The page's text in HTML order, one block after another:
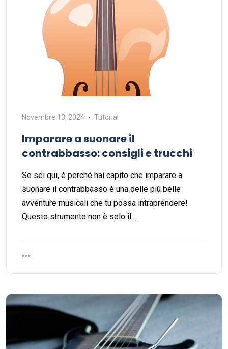
Novembre 13, 2024 Tutorial
Imparare a suonare il
contrabbasso: consigli e trucchi
Se sei qui, è perché hai capito che imparare a
suonare il contrabbasso è una delle più belle
avventure musicali che tu possa intraprendere!
Questo strumento non è solo il…